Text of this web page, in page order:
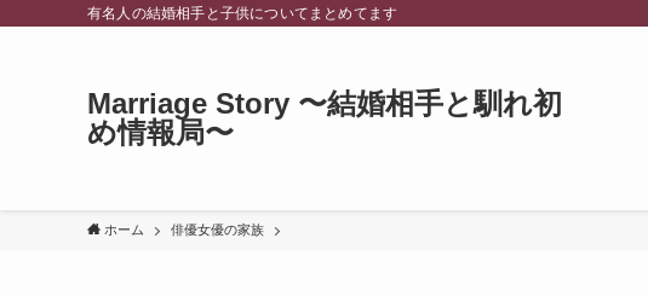
有名人の結婚相手と子供についてまとめてます
Marriage Story 〜結婚相手と馴れ初
め情報局〜
ホーム 俳優女優の家族